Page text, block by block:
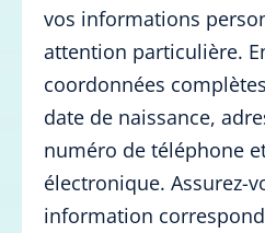
vos informations
attention particulière.
coordonnées
date de naissance,
numéro de téléphone
électronique. Assurez-
information